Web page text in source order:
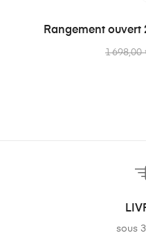
Rangement ouvert
Prix
1 698,00
sous